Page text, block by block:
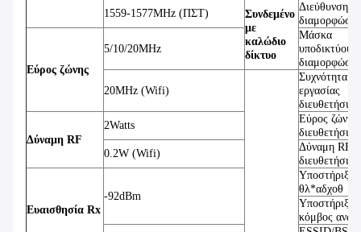
1559-1577MHz (ΠΣΤ)
Συνδεμένο
με
καλώδιο
δίκτυο
Διεύθυνση IP
Εύρος ζώνης
5/10/20MHz
Μάσκα
υποδικτύου
20MHz (Wifi)
Συχνότητα
εργασίας
διευθετήσιμη
Δύναμη RF
2Watts
Εύρος ζώνης
διευθετήσιμο
0.2W (Wifi)
Δύναμη RF
διευθετήσιμη
Ευαισθησία Rx
-92dBm
Υποστήριξη
θλ*αδχοθ
Υποστήριξη
κόμβος